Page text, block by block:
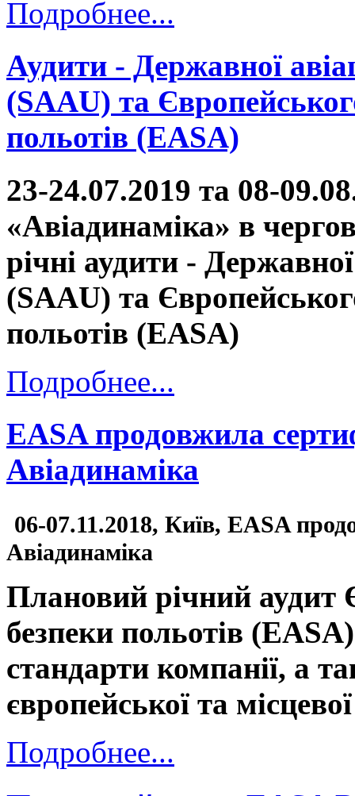
Подробнее...
Аудити - Державної
(SAAU) та
польотів (EASA)
23-24.07.2019 та 08-
«Авіадинаміка» в
річні аудити -
(SAAU) та
польотів (EASA)
Подробнее...
EASA продовжила
Авіадинаміка
06-07.11.2018, Київ, EASA
Авіадинаміка
Плановий річний аудит
безпеки польотів
стандарти компанії, а
європейської та
Подробнее...